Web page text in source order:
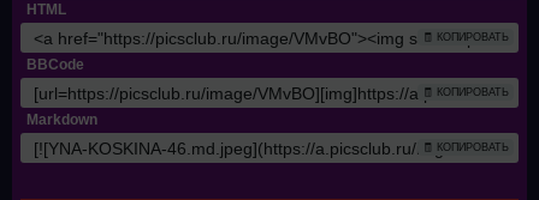
HTML
🧾 КОПИРОВАТЬ
BBCode
🧾 КОПИРОВАТЬ
Markdown
🧾 КОПИРОВАТЬ